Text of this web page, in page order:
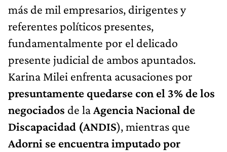
más de mil empresarios, dirigentes y
referentes políticos presentes,
fundamentalmente por el delicado
presente judicial de ambos apuntados.
Karina Milei enfrenta acusaciones por
presuntamente quedarse con el 3% de los
negociados de laAgencia Nacional de
Discapacidad (ANDIS), mientras que
Adorni se encuentra imputado por